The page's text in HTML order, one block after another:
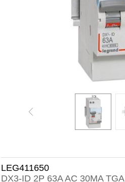
LEG411650
DX3-ID 2P 63A AC 30MA TGA